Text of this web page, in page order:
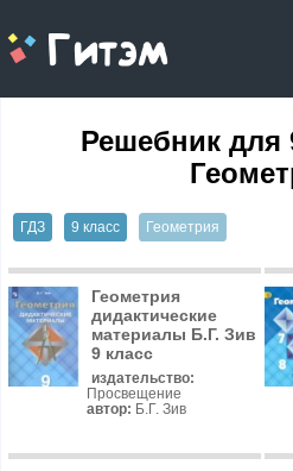
gitem.me
Решебник для
ГДЗ 9 класс Геометрия
Геометрия
дидактические
материалы Б.Г. Зив
9 класс
издательство:
Просвещение
автор: Б.Г. Зив